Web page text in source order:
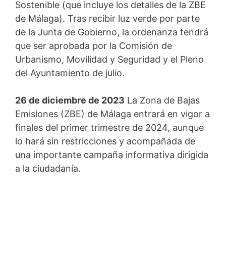
Sostenible (que incluye los detalles de la ZBE
de Málaga). Tras recibir luz verde por parte
de la Junta de Gobierno, la ordenanza tendrá
que ser aprobada por la Comisión de
Urbanismo, Movilidad y Seguridad y el Pleno
del Ayuntamiento de julio.
26 de diciembre de 2023 La Zona de Bajas
Emisiones (ZBE) de Málaga entrará en vigor a
finales del primer trimestre de 2024, aunque
lo hará sin restricciones y acompañada de
una importante campaña informativa dirigida
a la ciudadanía.